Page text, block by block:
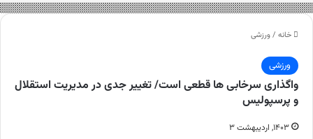
خانه /ورزشی
ورزشی
واگذاری سرخابی ها قطعی است/ تغییر جدی در مدیریت استقلال
و پرسپولیس
۱۴۰۳, اردیبهشت ۳